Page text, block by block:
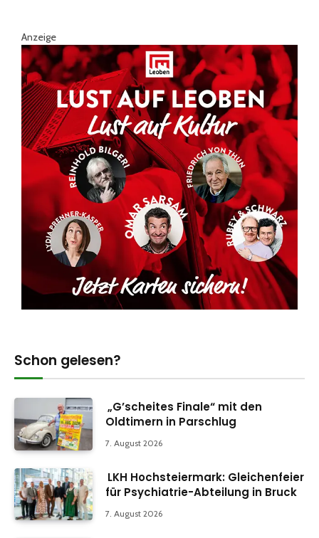
Anzeige
Schon gelesen?
„G’scheites Finale“ mit den
Oldtimern in Parschlug
7. August 2026
LKH Hochsteiermark: Gleichenfeier
für Psychiatrie-Abteilung in Bruck
7. August 2026